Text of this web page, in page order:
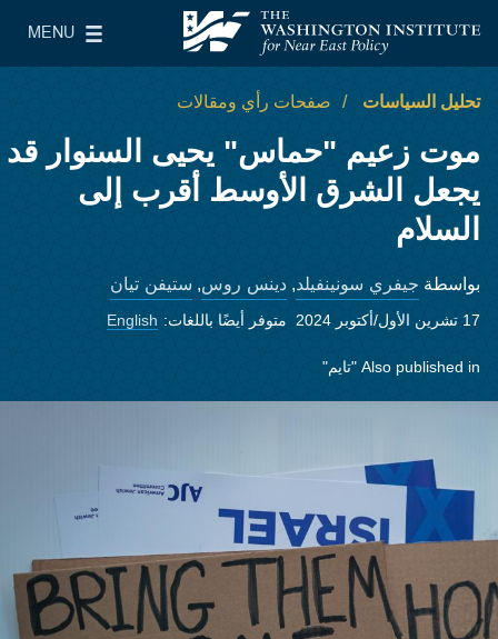
معهد واشنطن لسياسات الشرق الأدنى
MENU
Main Menu
تحليل السياسات صفحات رأي ومقالات
موت زعيم "حماس" يحيى السنوار قد
يجعل الشرق الأوسط أقرب إلى
السلام
بواسطة جيفري سونينفيلد, دينس روس, ستيفن تيان
17 تشرين الأول/أكتوبر 2024 متوفر أيضًا باللغات: English
Also published in "تايم"